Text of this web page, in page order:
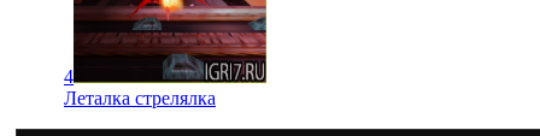
4
Леталка стрелялка